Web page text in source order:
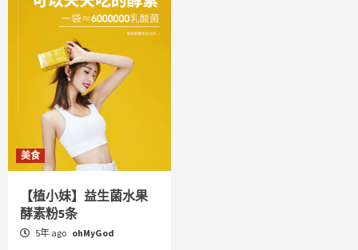
美食
【植小妹】益生菌水果
酵素粉5条
5年 ago ohMyGod